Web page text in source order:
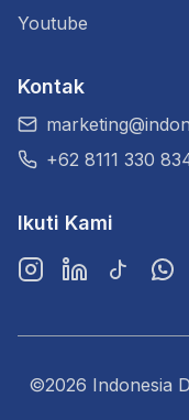
Youtube
Kontak
+62 8111 330
Ikuti Kami
InstagramLinkedInTikTok
©2026 Indonesia